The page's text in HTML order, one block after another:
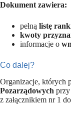
Dokument zawiera:
pełną listę
kwoty
informacje o
Co dalej?
Organizacje, których
Pozarządowych
z załącznikiem nr 1